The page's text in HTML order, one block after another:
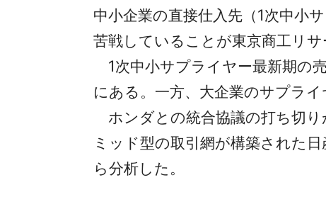
中小企業の直接仕入先（1次中小
苦戦していることが東京商工リ
1次中小サプライヤー最新期の
にある。一方、大企業のサプラ
ホンダとの統合協議の打ち切
ミッド型の取引網が構築された
ら分析した。